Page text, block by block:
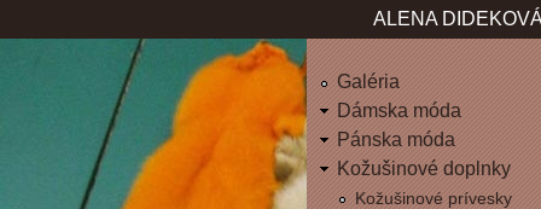
ALENA
Galéria
Dámska móda
Pánska móda
Kožušinové doplnky
Kožušinové prívesky